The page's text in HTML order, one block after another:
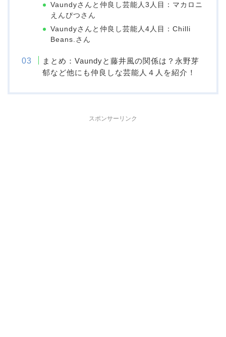
Vaundyさんと仲良し芸能人3人目：マカロニ
えんぴつさん
Vaundyさんと仲良し芸能人4人目：Chilli
Beans.さん
まとめ：Vaundyと藤井風の関係は？永野芽
郁など他にも仲良しな芸能人４人を紹介！
スポンサーリンク